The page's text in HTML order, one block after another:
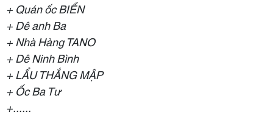
+ Quán ốc BIỂN
+ Dê anh Ba
+ Nhà Hàng TANO
+ Dê Ninh Bình
+ LẨU THẮNG MẬP
+ Ốc Ba Tư
+......